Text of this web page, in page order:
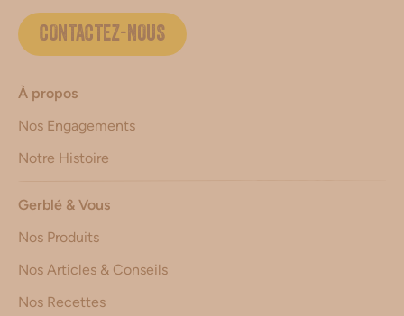
CONTACTEZ-NOUS
À propos
Nos Engagements
Notre Histoire
Gerblé & Vous
Nos Produits
Nos Articles & Conseils
Nos Recettes